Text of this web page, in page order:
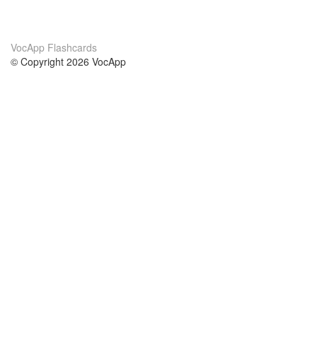
VocApp Flashcards
© Copyright 2026 VocApp